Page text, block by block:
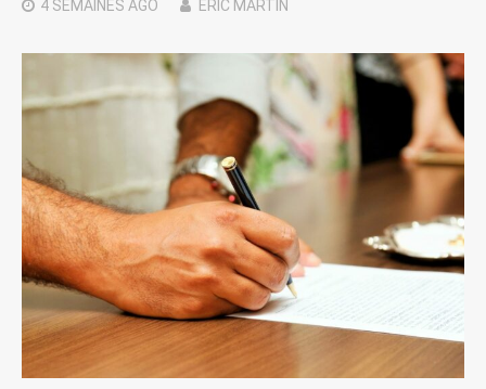
4 SEMAINES AGO ERIC MARTIN